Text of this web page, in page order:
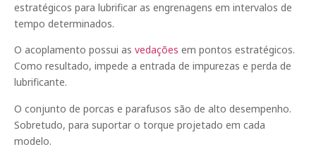
estratégicos para lubrificar as engrenagens em intervalos de
tempo determinados.
O acoplamento possui as vedações em pontos estratégicos.
Como resultado, impede a entrada de impurezas e perda de
lubrificante.
O conjunto de porcas e parafusos são de alto desempenho.
Sobretudo, para suportar o torque projetado em cada
modelo.